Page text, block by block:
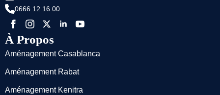
0666 12 16 00
À Propos
Aménagement Casablanca
Aménagement Rabat
Aménagement Kenitra